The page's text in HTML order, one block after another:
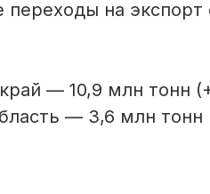
на
— 10,9 млн тонн
— 3,6 млн